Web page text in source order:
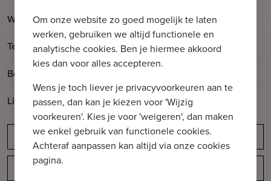
Woonoppervlakte 75m2
Terrasoppervlakte 10m 2
Bouwjaar
Lift aanwezig
Ja
Meldingsplicht
Om onze website zo goed mogelijk te laten
werken, gebruiken we altijd functionele en
analytische cookies. Ben je hiermee akkoord
kies dan voor alles accepteren.
Wens je toch liever je privacyvoorkeuren aan te
passen, dan kan je kiezen voor 'Wijzig
voorkeuren'. Kies je voor 'weigeren', dan maken
we enkel gebruik van functionele cookies.
Achteraf aanpassen kan altijd via onze cookies
pagina.